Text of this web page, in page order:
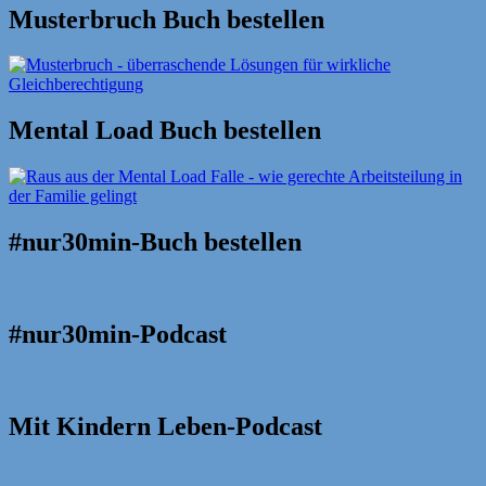
Musterbruch Buch bestellen
Mental Load Buch bestellen
#nur30min-Buch bestellen
#nur30min-Podcast
Mit Kindern Leben-Podcast